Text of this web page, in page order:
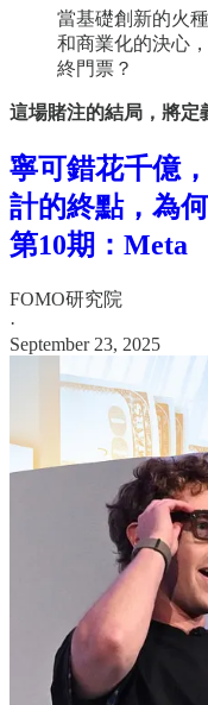
當基礎創新的火
和商業化的決心
終門票？
這場賭注的結局，將定
寧可錯花千億
計的終點，為
第10期：Meta
FOMO研究院
·
September 23, 2025